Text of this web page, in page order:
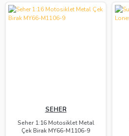
SEHER
Seher 1:16 Motosiklet Metal
Çek Birak MY66-M1106-9